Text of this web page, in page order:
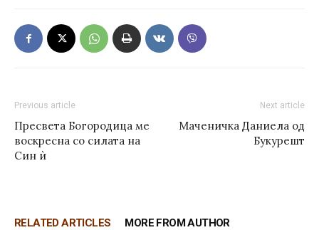
Previous article
Пресвета Богородица ме
воскресна со силата на
Син ѝ
Next article
Маченичка Даниела од
Букурешт
RELATED ARTICLES MORE FROM AUTHOR